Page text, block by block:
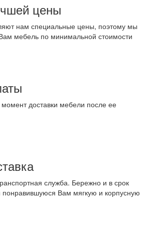
цены
нам специальные цены, поэтому мы
мебель по минимальной стоимости
момент доставки мебели после ее
служба. Бережно и в срок
Вам мягкую и корпусную